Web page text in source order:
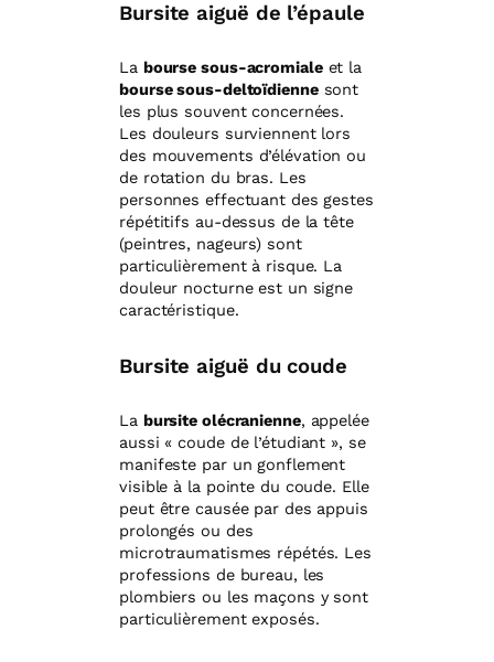
Bursite aiguë de l’épaule
La bourse sous-acromialeet la
bourse sous-deltoïdiennesont
les plus souvent concernées.
Les douleurs surviennent lors
des mouvements d’élévation ou
de rotation du bras. Les
personnes effectuant des gestes
répétitifs au-dessus de la tête
(peintres, nageurs) sont
particulièrement à risque. La
douleur nocturne est un signe
caractéristique.
Bursite aiguë du coude
La bursite olécranienne, appelée
aussi « coude de l’étudiant », se
manifeste par un gonflement
visible à la pointe du coude. Elle
peut être causée par des appuis
prolongés ou des
microtraumatismes répétés. Les
professions de bureau, les
plombiers ou les maçons y sont
particulièrement exposés.